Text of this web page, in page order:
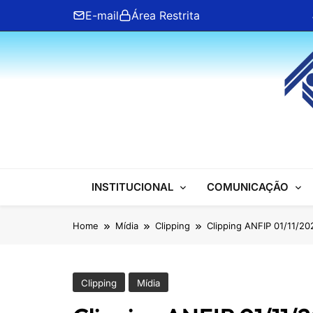
content
E-mail Área Restrita
ANFIP Nacional
INSTITUCIONAL COMUNICAÇÃO
Home Mídia Clipping Clipping ANFIP 01/11/
Clipping Mídia